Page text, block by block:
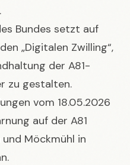
Bundes setzt auf
„Digitalen Zwilling“,
der A81-
zu gestalten.
vom 18.05.2026
auf der A81
Möckmühl in